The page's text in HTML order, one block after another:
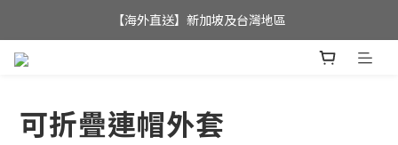
全店滿$350，即可享港澳地區免運費;
【海外直送】新加坡及台灣地區
可折疊連帽外套